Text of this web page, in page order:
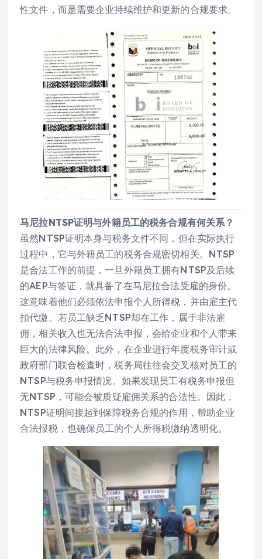
性文件，而是需要企业持续维护和更新的合规要求。
马尼拉NTSP证明与外籍员工的税务合规有何关系？
虽然NTSP证明本身与税务文件不同，但在实际执行
过程中，它与外籍员工的税务合规密切相关。NTSP
是合法工作的前提，一旦外籍员工拥有NTSP及后续
的AEP与签证，就具备了在马尼拉合法受雇的身份。
这意味着他们必须依法申报个人所得税，并由雇主代
扣代缴。若员工缺乏NTSP却在工作，属于非法雇
佣，相关收入也无法合法申报，会给企业和个人带来
巨大的法律风险。此外，在企业进行年度税务审计或
政府部门联合检查时，税务局往往会交叉核对员工的
NTSP与税务申报情况。如果发现员工有税务申报但
无NTSP，可能会被质疑雇佣关系的合法性。因此，
NTSP证明间接起到保障税务合规的作用，帮助企业
合法报税，也确保员工的个人所得税缴纳透明化。